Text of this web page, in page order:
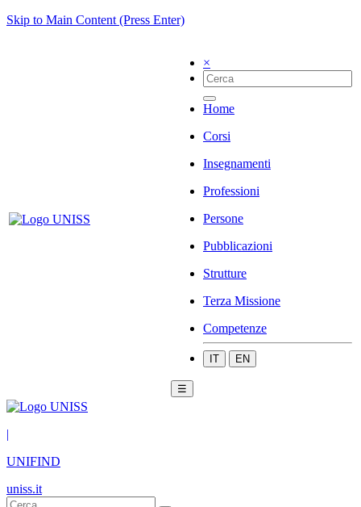
Skip to Main Content (Press Enter)
×
Home
Corsi
Insegnamenti
Professioni
Persone
Pubblicazioni
Strutture
Terza Missione
Competenze
IT EN
☰
|
UNIFIND
uniss.it